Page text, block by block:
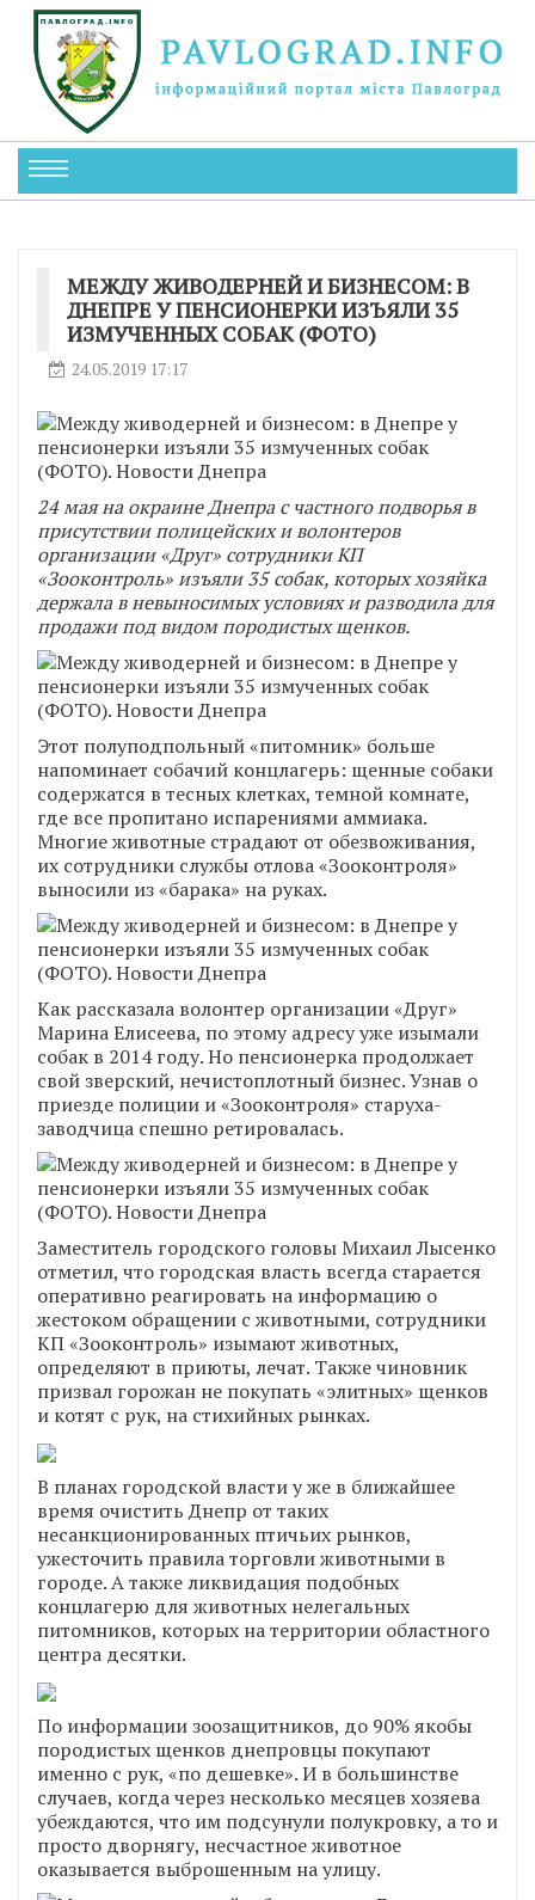
МЕЖДУ ЖИВОДЕРНЕЙ И БИЗНЕСОМ: В
ДНЕПРЕ У ПЕНСИОНЕРКИ ИЗЪЯЛИ 35
ИЗМУЧЕННЫХ СОБАК (ФОТО)
24.05.2019 17:17
24 мая на окраине Днепра с частного подворья в
присутствии полицейских и волонтеров
организации «Друг» сотрудники КП
«Зооконтроль» изъяли 35 собак, которых хозяйка
держала в невыносимых условиях и разводила для
продажи под видом породистых щенков.
Этот полуподпольный «питомник» больше
напоминает собачий концлагерь: щенные собаки
содержатся в тесных клетках, темной комнате,
где все пропитано испарениями аммиака.
Многие животные страдают от обезвоживания,
их сотрудники службы отлова «Зооконтроля»
выносили из «барака» на руках.
Как рассказала волонтер организации «Друг»
Марина Елисеева, по этому адресу уже изымали
собак в 2014 году. Но пенсионерка продолжает
свой зверский, нечистоплотный бизнес. Узнав о
приезде полиции и «Зооконтроля» старуха-
заводчица спешно ретировалась.
Заместитель городского головы Михаил Лысенко
отметил, что городская власть всегда старается
оперативно реагировать на информацию о
жестоком обращении с животными, сотрудники
КП «Зооконтроль» изымают животных,
определяют в приюты, лечат. Также чиновник
призвал горожан не покупать «элитных» щенков
и котят с рук, на стихийных рынках.
В планах городской власти у же в ближайшее
время очистить Днепр от таких
несанкционированных птичьих рынков,
ужесточить правила торговли животными в
городе. А также ликвидация подобных
концлагерю для животных нелегальных
питомников, которых на территории областного
центра десятки.
По информации зоозащитников, до 90% якобы
породистых щенков днепровцы покупают
именно с рук, «по дешевке». И в большинстве
случаев, когда через несколько месяцев хозяева
убеждаются, что им подсунули полукровку, а то и
просто дворнягу, несчастное животное
оказывается выброшенным на улицу.